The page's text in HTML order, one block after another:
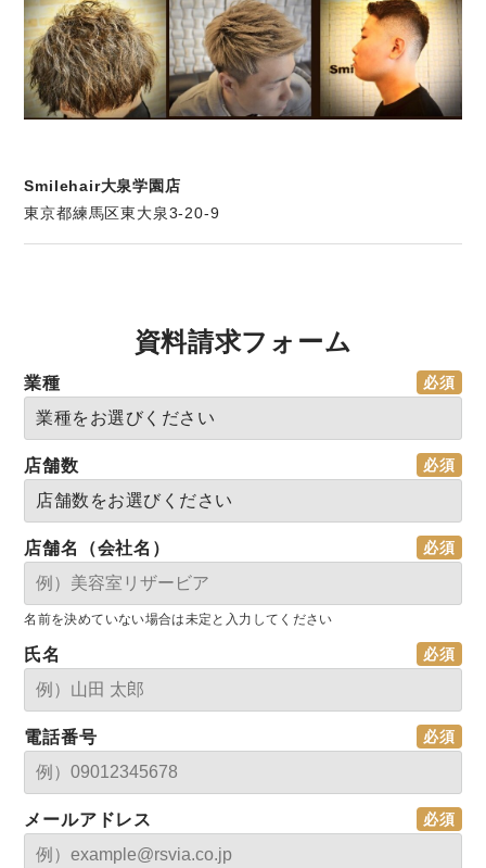
Smilehair大泉学園店
東京都練馬区東大泉3-20-9
資料請求フォーム
業種
店舗数
店舗名（会社名）
名前を決めていない場合は未定と入力してください
氏名
電話番号
メールアドレス